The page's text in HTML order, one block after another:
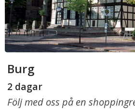
Burg
2 dagar
Följ med oss på en